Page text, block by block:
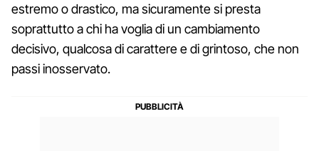
estremo o drastico, ma sicuramente si presta
soprattutto a chi ha voglia di un cambiamento
decisivo, qualcosa di carattere e di grintoso, che non
passi inosservato.